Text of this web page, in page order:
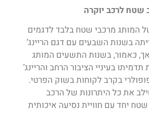
שטח לרכב יוקרה
המותג מרכבי שטח בלבד לדגמים
בשנות השבעים עם דגם הריינג’
כאמור, בשנות התשעים המותג
בעיניי הציבור הרחב והריינג’
בקרב לקוחות בשוק הפרטי.
את כל היתרונות של הרכב
יחד עם חוויית נסיעה איכותית